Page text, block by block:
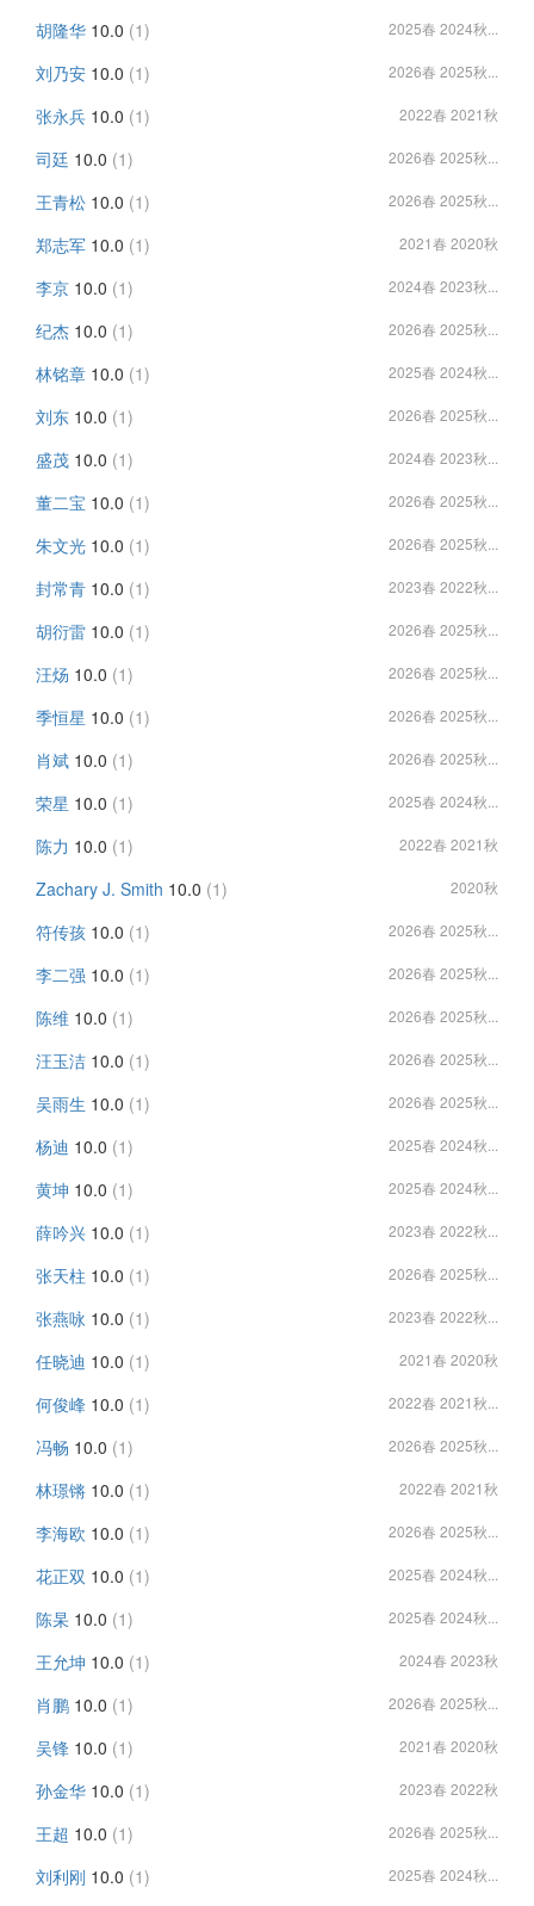
胡隆华 10.0 (1) 2025春 2024秋...
刘乃安 10.0 (1) 2026春 2025秋...
张永兵 10.0 (1) 2022春 2021秋
司廷 10.0 (1) 2026春 2025秋...
王青松 10.0 (1) 2026春 2025秋...
郑志军 10.0 (1) 2021春 2020秋
李京 10.0 (1) 2024春 2023秋...
纪杰 10.0 (1) 2026春 2025秋...
林铭章 10.0 (1) 2025春 2024秋...
刘东 10.0 (1) 2026春 2025秋...
盛茂 10.0 (1) 2024春 2023秋...
董二宝 10.0 (1) 2026春 2025秋...
朱文光 10.0 (1) 2026春 2025秋...
封常青 10.0 (1) 2023春 2022秋...
胡衍雷 10.0 (1) 2026春 2025秋...
汪炀 10.0 (1) 2026春 2025秋...
季恒星 10.0 (1) 2026春 2025秋...
肖斌 10.0 (1) 2026春 2025秋...
荣星 10.0 (1) 2025春 2024秋...
陈力 10.0 (1) 2022春 2021秋
Zachary J. Smith 10.0 (1) 2020秋
符传孩 10.0 (1) 2026春 2025秋...
李二强 10.0 (1) 2026春 2025秋...
陈维 10.0 (1) 2026春 2025秋...
汪玉洁 10.0 (1) 2026春 2025秋...
吴雨生 10.0 (1) 2026春 2025秋...
杨迪 10.0 (1) 2025春 2024秋...
黄坤 10.0 (1) 2025春 2024秋...
薛吟兴 10.0 (1) 2023春 2022秋...
张天柱 10.0 (1) 2026春 2025秋...
张燕咏 10.0 (1) 2023春 2022秋...
任晓迪 10.0 (1) 2021春 2020秋
何俊峰 10.0 (1) 2022春 2021秋...
冯畅 10.0 (1) 2026春 2025秋...
林璟锵 10.0 (1) 2022春 2021秋
李海欧 10.0 (1) 2026春 2025秋...
花正双 10.0 (1) 2025春 2024秋...
陈杲 10.0 (1) 2025春 2024秋...
王允坤 10.0 (1) 2024春 2023秋
肖鹏 10.0 (1) 2026春 2025秋...
吴锋 10.0 (1) 2021春 2020秋
孙金华 10.0 (1) 2023春 2022秋
王超 10.0 (1) 2026春 2025秋...
刘利刚 10.0 (1) 2025春 2024秋...